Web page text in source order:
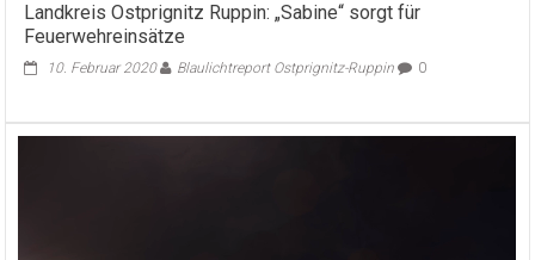
Landkreis Ostprignitz Ruppin: „Sabine“ sorgt für
Feuerwehreinsätze
10. Februar 2020 Blaulichtreport Ostprignitz-Ruppin 0